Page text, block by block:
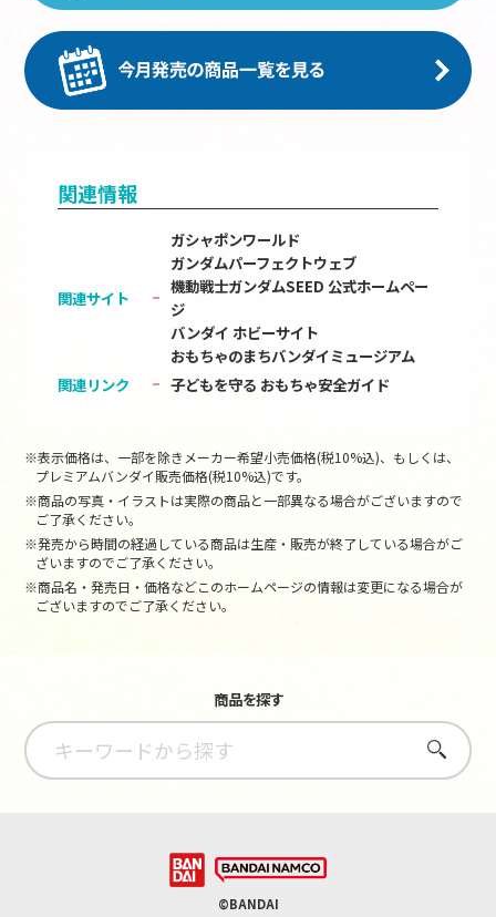
関連情報
関連サイト
ガシャポンワールド
ガンダムパーフェクトウェブ
機動戦士ガンダムSEED 公式ホームペー
ジ
バンダイ ホビーサイト
おもちゃのまちバンダイミュージアム
関連リンク
子どもを守る おもちゃ安全ガイド
※表示価格は、一部を除きメーカー希望小売価格(税10%込)、もしくは、
プレミアムバンダイ販売価格(税10%込)です。
※商品の写真・イラストは実際の商品と一部異なる場合がございますので
ご了承ください。
※発売から時間の経過している商品は生産・販売が終了している場合がご
ざいますのでご了承ください。
※商品名・発売日・価格などこのホームページの情報は変更になる場合が
ございますのでご了承ください。
商品を探す
さがす
©BANDAI